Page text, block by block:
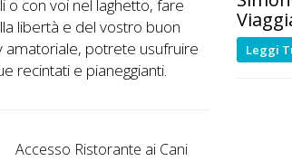
o con voi nel laghetto, fare
libertà e del vostro buon
amatoriale, potrete usufruire
recintati e pianeggianti.
Accesso Ristorante ai Cani
Leggi